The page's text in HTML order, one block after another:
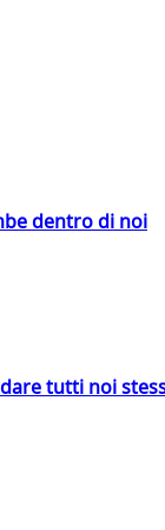
dentro di noi
tutti noi